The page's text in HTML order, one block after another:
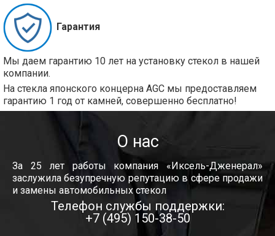
Гарантия
Мы даем гарантию 10 лет на установку стекол в нашей
компании.
На стекла японского концерна AGC мы предоставляем
гарантию 1 год от камней, совершенно бесплатно!
О нас
За 25 лет работы компания «Иксель-Дженерал»
заслужила безупречную репутацию в сфере продажи
и замены автомобильных стекол
Телефон службы поддержки:
+7 (495) 150-38-50